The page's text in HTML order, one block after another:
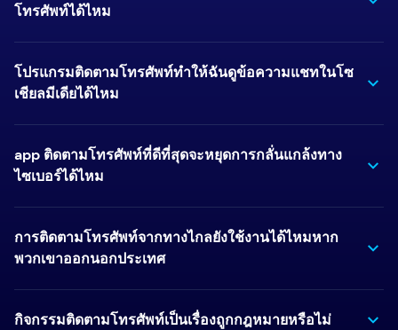
โทรศัพท์ได้ไหม
โปรแกรมติดตามโทรศัพท์ทำให้ฉันดูข้อความแชทในโซ
เชียลมีเดียได้ไหม
app ติดตามโทรศัพท์ที่ดีที่สุดจะหยุดการกลั่นแกล้งทาง
ไซเบอร์ได้ไหม
การติดตามโทรศัพท์จากทางไกลยังใช้งานได้ไหมหาก
พวกเขาออกนอกประเทศ
กิจกรรมติดตามโทรศัพท์เป็นเรื่องถูกกฎหมายหรือไม่